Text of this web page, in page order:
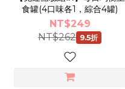
食罐(4口味各1，綜合4罐)
NT$249
NT$262 9.5折